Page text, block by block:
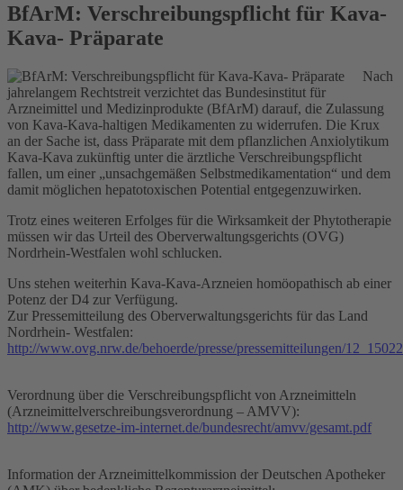
BfArM: Verschreibungspflicht für Kava-
Kava- Präparate
Nach
jahrelangem Rechtstreit verzichtet das Bundesinstitut für
Arzneimittel und Medizinprodukte (BfArM) darauf, die Zulassung
von Kava-Kava-haltigen Medikamenten zu widerrufen. Die Krux
an der Sache ist, dass Präparate mit dem pflanzlichen Anxiolytikum
Kava-Kava zukünftig unter die ärztliche Verschreibungspflicht
fallen, um einer „unsachgemäßen Selbstmedikamentation“ und dem
damit möglichen hepatotoxischen Potential entgegenzuwirken.
Trotz eines weiteren Erfolges für die Wirksamkeit der Phytotherapie
müssen wir das Urteil des Oberverwaltungsgerichts (OVG)
Nordrhein-Westfalen wohl schlucken.
Uns stehen weiterhin Kava-Kava-Arzneien homöopathisch ab einer
Potenz der D4 zur Verfügung.
Zur Pressemitteilung des Oberverwaltungsgerichts für das Land
Nordrhein- Westfalen:
http://www.ovg.nrw.de/behoerde/presse/pressemitteilungen/
Verordnung über die Verschreibungspflicht von Arzneimitteln
(Arzneimittelverschreibungsverordnung – AMVV):
http://www.gesetze-im-internet.de/bundesrecht/amvv/gesamt.pdf
Information der Arzneimittelkommission der Deutschen Apotheker